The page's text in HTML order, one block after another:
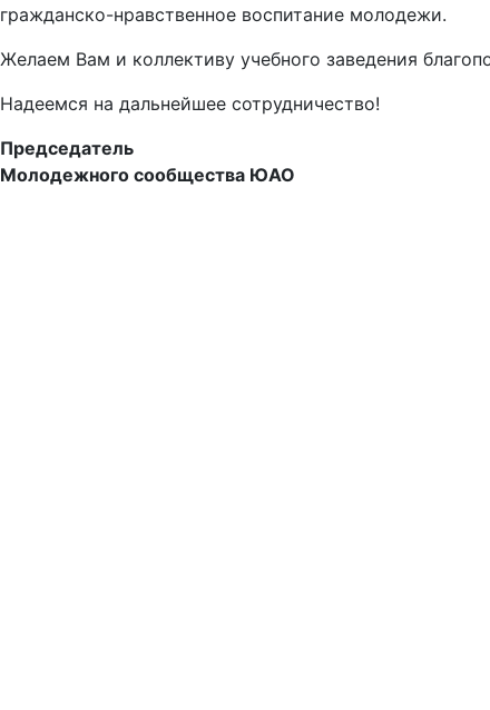
гражданско-нравственное воспитание молодежи.
Желаем Вам и коллективу учебного заведения
Надеемся на дальнейшее сотрудничество!
Председатель
Молодежного